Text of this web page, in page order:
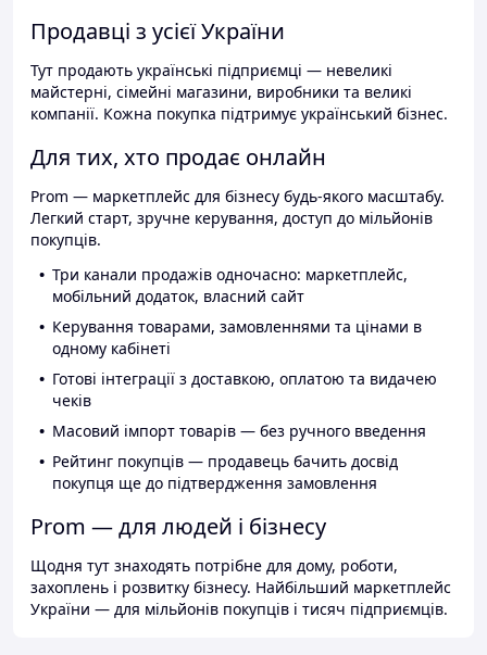
Продавці з усієї України
Тут продають українські підприємці — невеликі
майстерні, сімейні магазини, виробники та великі
компанії. Кожна покупка підтримує український бізнес.
Для тих, хто продає онлайн
Prom — маркетплейс для бізнесу будь-якого масштабу.
Легкий старт, зручне керування, доступ до мільйонів
покупців.
Три канали продажів одночасно: маркетплейс,
мобільний додаток, власний сайт
Керування товарами, замовленнями та цінами в
одному кабінеті
Готові інтеграції з доставкою, оплатою та видачею
чеків
Масовий імпорт товарів — без ручного введення
Рейтинг покупців — продавець бачить досвід
покупця ще до підтвердження замовлення
Prom — для людей і бізнесу
Щодня тут знаходять потрібне для дому, роботи,
захоплень і розвитку бізнесу. Найбільший маркетплейс
України — для мільйонів покупців і тисяч підприємців.